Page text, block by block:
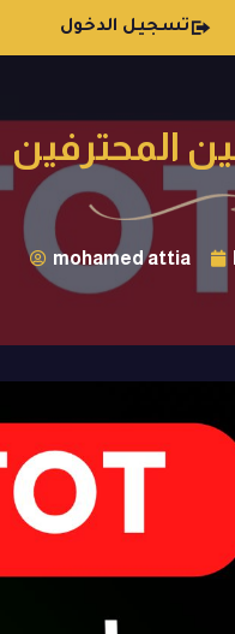
تسجيل الدخول
mohamed attia